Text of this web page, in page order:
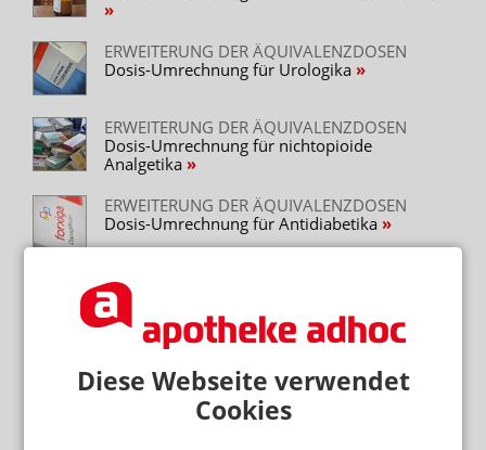
Diese Webseite verwendet
Cookies
ERWEITERUNG DER ÄQUIVALENZDOSEN
Dosis-Umrechnung für Urologika
ERWEITERUNG DER ÄQUIVALENZDOSEN
Dosis-Umrechnung für nichtopioide
Analgetika
ERWEITERUNG DER ÄQUIVALENZDOSEN
Dosis-Umrechnung für Antidiabetika
DIURETIKA, ANTIBIOTIKA UND
JOHANNISKRAUT
Phototoxische Reaktionen der Haut
Mehr zum Thema